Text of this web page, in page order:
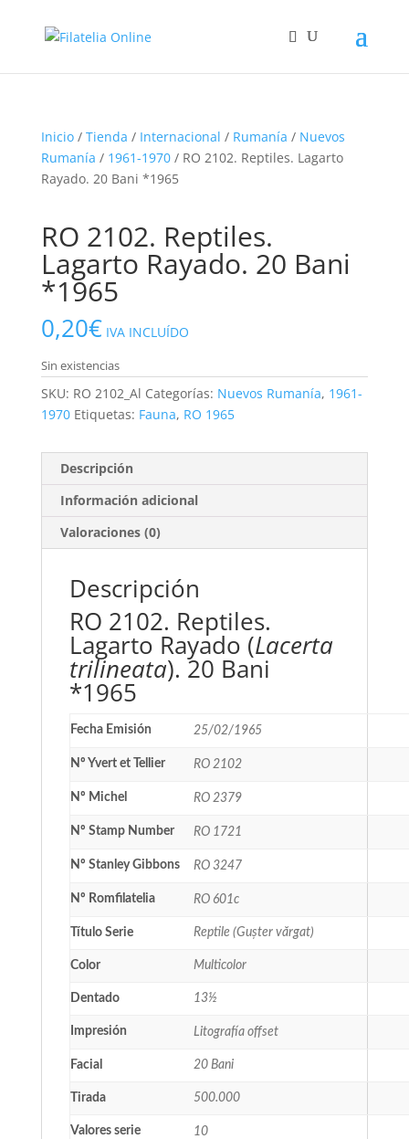
Inicio/ Tienda / Internacional / Rumanía / Nuevos
Rumanía / 1961-1970/ RO 2102. Reptiles. Lagarto
Rayado. 20 Bani *1965
RO 2102. Reptiles.
Lagarto Rayado. 20 Bani
*1965
0,20€ IVA INCLUÍDO
Sin existencias
SKU: RO 2102_Al Categorías: Nuevos Rumanía, 1961-
1970 Etiquetas: Fauna, RO 1965
Descripción
Información adicional
Valoraciones (0)
Descripción
RO 2102. Reptiles.
Lagarto Rayado (Lacerta
trilineata). 20 Bani
*1965
Fecha Emisión 25/02/1965
Nº Yvert et Tellier RO 2102
Nº Michel RO 2379
Nº Stamp Number RO 1721
Nº Stanley Gibbons RO 3247
Nº Romfilatelia RO 601c
Título Serie Reptile (Gușter vărgat)
Color Multicolor
Dentado 13½
Impresión Litografía offset
Facial 20 Bani
Tirada 500.000
Valores serie 10